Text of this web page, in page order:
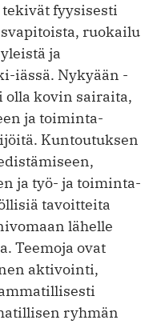
fyysisesti
ruokailu
ja
iässä. Nykyään
olla kovin sairaita,
ja toiminta­
Kuntoutuksen
ja työ- ja toiminta­
tavoitteita
lähelle
Teemoja ovat
aktivointi,
ryhmän